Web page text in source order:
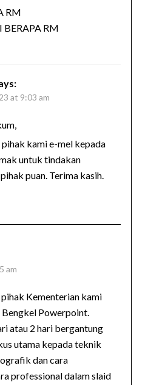
RM
BERAPA RM
at 9:03 am
kami e-mel kepada
untuk tindakan
puan. Terima kasih.
am
Kementerian kami
Bengkel Powerpoint.
atau 2 hari bergantung
utama kepada teknik
dan cara
professional dalam slaid